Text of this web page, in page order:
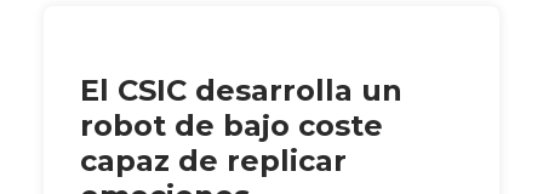
El CSIC desarrolla un
robot de bajo coste
capaz de replicar